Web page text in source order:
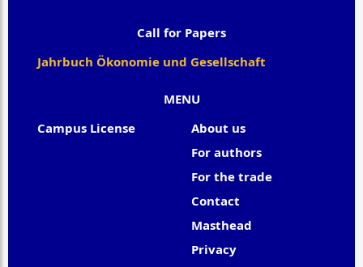
MENU
Campus License
About us
For authors
For the trade
Contact
Masthead
Privacy
Call for Papers
Jahrbuch Ökonomie und Gesellschaft